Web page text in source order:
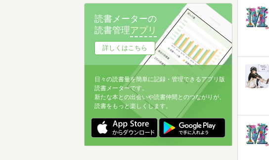
読書メーターの
読書管理アプリ
詳しくはこちら
日々の読書量を簡単に記録・管理できるアプリ版
読書メーターです。
新たな本との出会いや読書仲間とのつながりが、
読書をもっと楽しくします。